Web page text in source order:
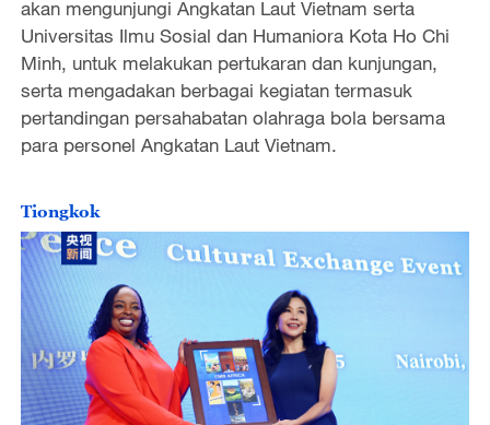
akan mengunjungi Angkatan Laut Vietnam serta
Universitas Ilmu Sosial dan Humaniora Kota Ho Chi
Minh, untuk melakukan pertukaran dan kunjungan,
serta mengadakan berbagai kegiatan termasuk
pertandingan persahabatan olahraga bola bersama
para personel Angkatan Laut Vietnam.
Tiongkok